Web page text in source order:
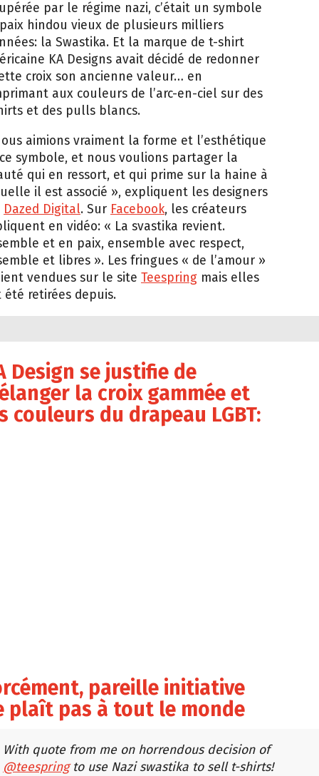
par le régime nazi, c’était un symbole
hindou vieux de plusieurs milliers
la Swastika. Et la marque de t-shirt
KA Designs avait décidé de redonner
croix son ancienne valeur… en
aux couleurs de l’arc-en-ciel sur des
et des pulls blancs.
aimions vraiment la forme et l’esthétique
symbole, et nous voulions partager la
qui en ressort, et qui prime sur la haine à
il est associé », expliquent les designers
Dazed Digital. Sur Facebook, les créateurs
en vidéo: « La svastika revient.
et en paix, ensemble avec respect,
et libres ». Les fringues « de l’amour »
vendues sur le site Teespring mais elles
été retirées depuis.
Design se justifie de
la croix gammée et
couleurs du drapeau LGBT:
pareille initiative
plaît pas à tout le monde
With quote from me on horrendous decision of
@teespringto use Nazi swastika to sell t-shirts!